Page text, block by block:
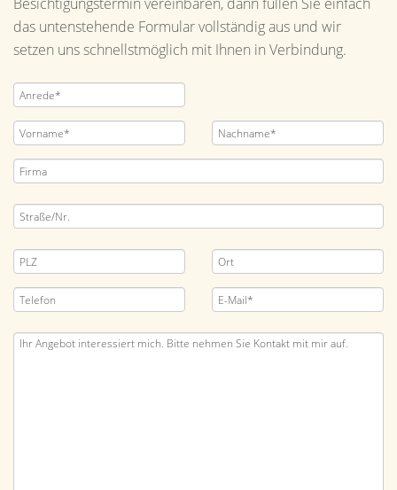
das untenstehende Formular vollständig aus und wir
setzen uns schnellstmöglich mit Ihnen in Verbindung.